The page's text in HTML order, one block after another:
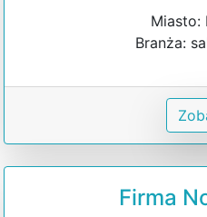
Miasto:
Branża:
Firma